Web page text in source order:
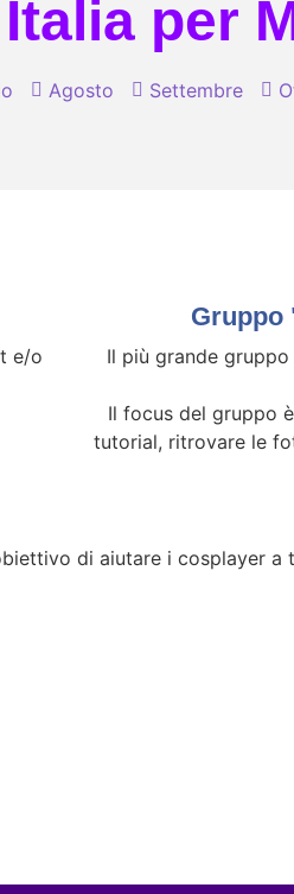
per
Agosto Settembre
e/o
Gruppo
Il più grande
Il focus del gruppo
tutorial, ritrovare le
di aiutare i cosplayer